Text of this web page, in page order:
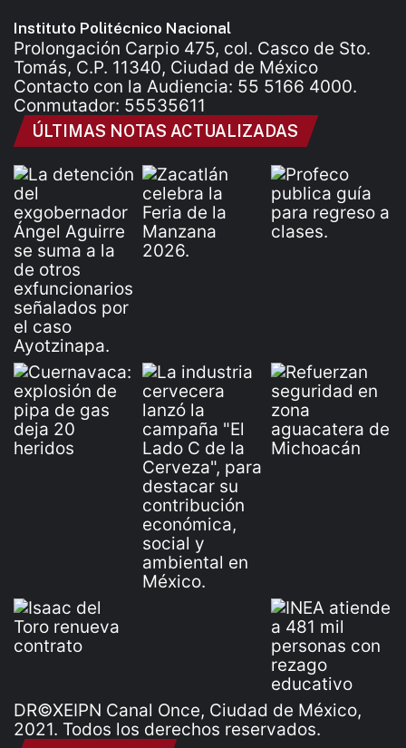
Instituto Politécnico Nacional
Prolongación Carpio 475, col. Casco de Sto.
Tomás, C.P. 11340, Ciudad de México
Contacto con la Audiencia: 55 5166 4000.
Conmutador: 55535611
ÚLTIMAS NOTAS ACTUALIZADAS
DR©XEIPN Canal Once, Ciudad de México,
2021. Todos los derechos reservados.